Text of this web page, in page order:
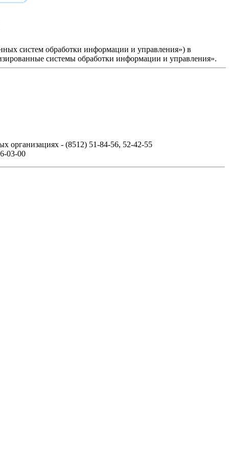
систем обработки информации и управления») в
системы обработки информации и управления».
организациях - (8512) 51-84-56, 52-42-55
03-00